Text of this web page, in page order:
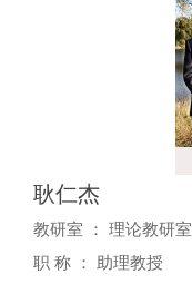
耿仁杰
教研室 ： 理论教研室
职 称 ： 助理教授